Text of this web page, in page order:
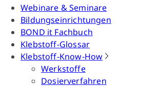
Webinare & Seminare
Bildungseinrichtungen
BOND it Fachbuch
Klebstoff-Glossar
Klebstoff-Know-How
Werkstoffe
Dosierverfahren